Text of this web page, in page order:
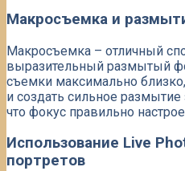
Макросъемка и
Макросъемка – отличный
выразительный размытый
съемки максимально
и создать сильное размытие
что фокус правильно
Использование Live
портретов